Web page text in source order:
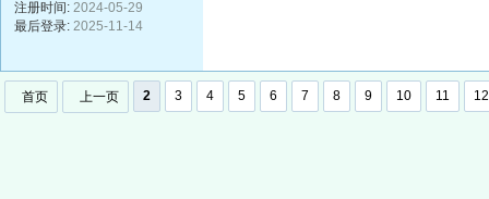
注册时间: 2024-05-29
最后登录: 2025-11-14
首页 上一页 2 3 4 5 6 7 8 9 10 11 12